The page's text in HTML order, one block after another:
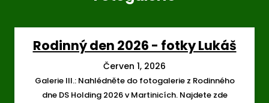
Rodinný den 2026 - fotky Lukáš
Červen 1, 2026
Galerie III.: Nahlédněte do fotogalerie z Rodinného
dne DS Holding 2026 v Martinicích. Najdete zde